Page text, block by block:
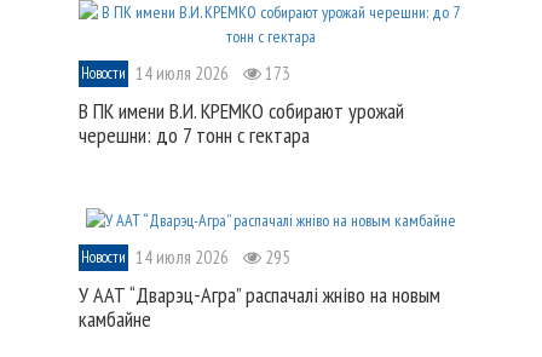
Новости 14 июля 2026 173
В ПК имени В.И. КРЕМКО собирают урожай
черешни: до 7 тонн с гектара
Новости 14 июля 2026 295
У ААТ “Дварэц-Агра” распачалі жніво на новым
камбайне